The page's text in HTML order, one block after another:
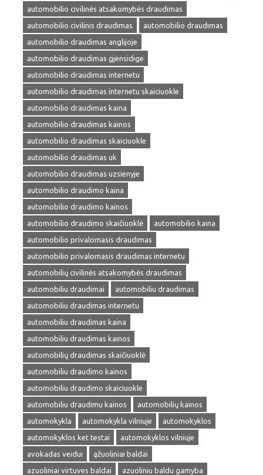
automobilio civilinės atsakomybės draudimas
automobilio civilinis draudimas
automobilio draudimas
automobilio draudimas anglijoje
automobilio draudimas gjensidige
automobilio draudimas internetu
automobilio draudimas internetu skaiciuokle
automobilio draudimas kaina
automobilio draudimas kainos
automobilio draudimas skaiciuokle
automobilio draudimas uk
automobilio draudimas uzsienyje
automobilio draudimo kaina
automobilio draudimo kainos
automobilio draudimo skaičiuoklė
automobilio kaina
automobilio privalomasis draudimas
automobilio privalomasis draudimas internetu
automobilių civilinės atsakomybės draudimas
automobiliu draudimai
automobiliu draudimas
automobiliu draudimas internetu
automobiliu draudimas kaina
automobiliu draudimas kainos
automobilių draudimas skaičiuoklė
automobiliu draudimo kainos
automobiliu draudimo skaiciuokle
automobiliu draudimu kainos
automobilių kainos
automokykla
automokykla vilniuje
automokyklos
automokyklos ket testai
automokyklos vilniuje
avokadas veidui
ąžuoliniai baldai
azuoliniai virtuves baldai
azuoliniu baldu gamyba